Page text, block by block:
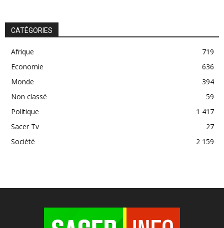
CATÉGORIES
Afrique
719
Economie
636
Monde
394
Non classé
59
Politique
1 417
Sacer Tv
27
Société
2 159